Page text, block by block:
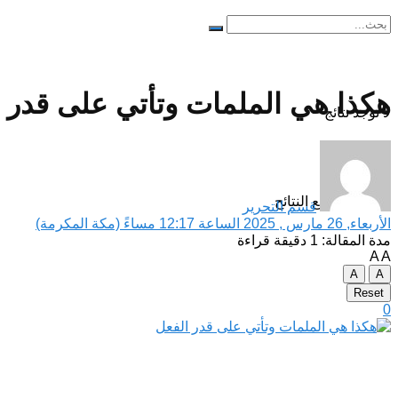
لا توجد نتائج
مشاهدة جميع النتائح
هكذا هي الملمات وتأتي على قدر
قسم التحرير
الأربعاء, 26 مارس , 2025 الساعة 12:17 مساءً (مكة المكرمة)
مدة المقالة: 1 دقيقة قراءة
AA
A
A
Reset
0